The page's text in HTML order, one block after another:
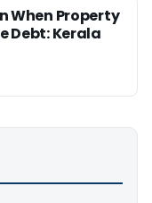
When Property
Debt: Kerala